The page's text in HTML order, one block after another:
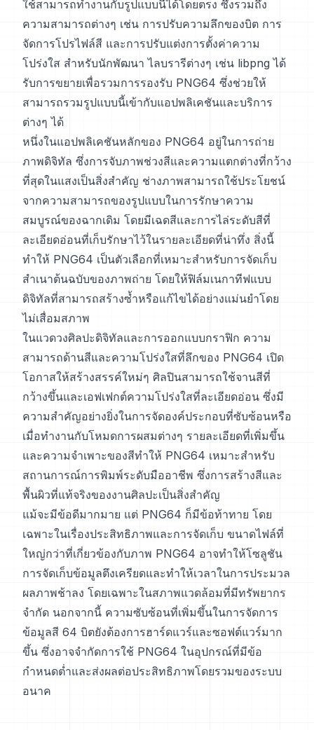
ใช้สามารถทำงานกับรูปแบบนี้ได้โดยตรง ซึ่งรวมถึง
ความสามารถต่างๆ เช่น การปรับความลึกของบิต การ
จัดการโปรไฟล์สี และการปรับแต่งการตั้งค่าความ
โปร่งใส สำหรับนักพัฒนา ไลบรารีต่างๆ เช่น libpng ได้
รับการขยายเพื่อรวมการรองรับ PNG64 ซึ่งช่วยให้
สามารถรวมรูปแบบนี้เข้ากับแอปพลิเคชันและบริการ
ต่างๆ ได้
หนึ่งในแอปพลิเคชันหลักของ PNG64 อยู่ในการถ่าย
ภาพดิจิทัล ซึ่งการจับภาพช่วงสีและความแตกต่างที่กว้าง
ที่สุดในแสงเป็นสิ่งสำคัญ ช่างภาพสามารถใช้ประโยชน์
จากความสามารถของรูปแบบในการรักษาความ
สมบูรณ์ของฉากเดิม โดยมีเฉดสีและการไล่ระดับสีที่
ละเอียดอ่อนที่เก็บรักษาไว้ในรายละเอียดที่น่าทึ่ง สิ่งนี้
ทำให้ PNG64 เป็นตัวเลือกที่เหมาะสำหรับการจัดเก็บ
สำเนาต้นฉบับของภาพถ่าย โดยให้ฟิล์มเนกาทีฟแบบ
ดิจิทัลที่สามารถสร้างซ้ำหรือแก้ไขได้อย่างแม่นยำโดย
ไม่เสื่อมสภาพ
ในแวดวงศิลปะดิจิทัลและการออกแบบกราฟิก ความ
สามารถด้านสีและความโปร่งใสที่ลึกของ PNG64 เปิด
โอกาสให้สร้างสรรค์ใหม่ๆ ศิลปินสามารถใช้จานสีที่
กว้างขึ้นและเอฟเฟกต์ความโปร่งใสที่ละเอียดอ่อน ซึ่งมี
ความสำคัญอย่างยิ่งในการจัดองค์ประกอบที่ซับซ้อนหรือ
เมื่อทำงานกับโหมดการผสมต่างๆ รายละเอียดที่เพิ่มขึ้น
และความจำเพาะของสีทำให้ PNG64 เหมาะสำหรับ
สถานการณ์การพิมพ์ระดับมืออาชีพ ซึ่งการสร้างสีและ
พื้นผิวที่แท้จริงของงานศิลปะเป็นสิ่งสำคัญ
แม้จะมีข้อดีมากมาย แต่ PNG64 ก็มีข้อท้าทาย โดย
เฉพาะในเรื่องประสิทธิภาพและการจัดเก็บ ขนาดไฟล์ที่
ใหญ่กว่าที่เกี่ยวข้องกับภาพ PNG64 อาจทำให้โซลูชัน
การจัดเก็บข้อมูลตึงเครียดและทำให้เวลาในการประมวล
ผลภาพช้าลง โดยเฉพาะในสภาพแวดล้อมที่มีทรัพยากร
จำกัด นอกจากนี้ ความซับซ้อนที่เพิ่มขึ้นในการจัดการ
ข้อมูลสี 64 บิตยังต้องการฮาร์ดแวร์และซอฟต์แวร์มาก
ขึ้น ซึ่งอาจจำกัดการใช้ PNG64 ในอุปกรณ์ที่มีข้อ
กำหนดต่ำและส่งผลต่อประสิทธิภาพโดยรวมของระบบ
อนาค